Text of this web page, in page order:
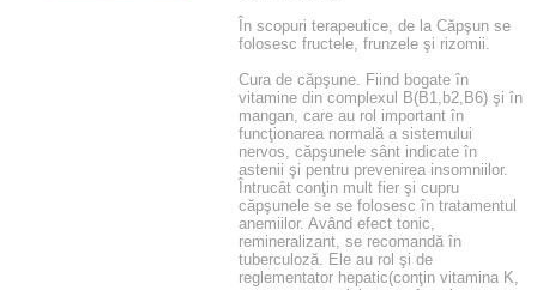
În scopuri terapeutice, de la Căpşun se
folosesc fructele, frunzele şi rizomii.
Cura de căpşune. Fiind bogate în
vitamine din complexul B(B1,b2,B6) şi în
mangan, care au rol important în
funcţionarea normală a sistemului
nervos, căpşunele sânt indicate în
astenii şi pentru prevenirea insomniilor.
Întrucât conţin mult fier şi cupru
căpşunele se se folosesc în tratamentul
anemiilor. Având efect tonic,
remineralizant, se recomandă în
tuberculoză. Ele au rol şi de
reglementator hepatic(conţin vitamina K,